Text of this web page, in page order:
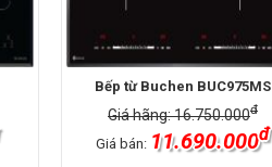
Bếp từ Buchen BUC975MS
Giá hãng: 16.750.000đ
Giá bán: 11.690.000đ